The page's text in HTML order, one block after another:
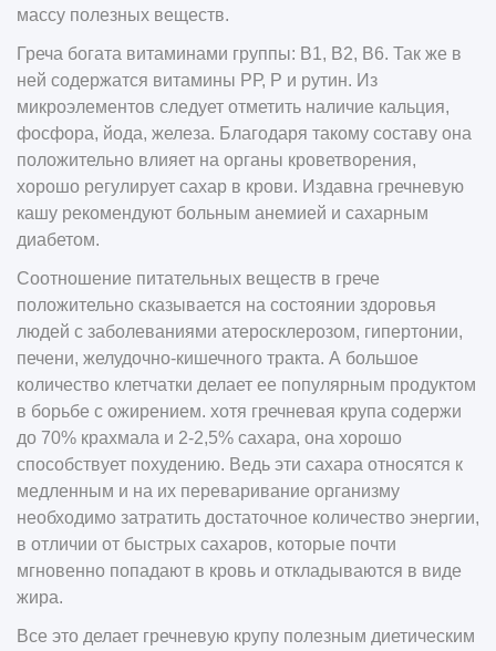
массу полезных веществ.
Греча богата витаминами группы: В1, В2, В6. Так же в
ней содержатся витамины РР, Р и рутин. Из
микроэлементов следует отметить наличие кальция,
фосфора, йода, железа. Благодаря такому составу она
положительно влияет на органы кроветворения,
хорошо регулирует сахар в крови. Издавна гречневую
кашу рекомендуют больным анемией и сахарным
диабетом.
Соотношение питательных веществ в грече
положительно сказывается на состоянии здоровья
людей с заболеваниями атеросклерозом, гипертонии,
печени, желудочно-кишечного тракта. А большое
количество клетчатки делает ее популярным продуктом
в борьбе с ожирением. хотя гречневая крупа содержи
до 70% крахмала и 2-2,5% сахара, она хорошо
способствует похудению. Ведь эти сахара относятся к
медленным и на их переваривание организму
необходимо затратить достаточное количество энергии,
в отличии от быстрых сахаров, которые почти
мгновенно попадают в кровь и откладываются в виде
жира.
Все это делает гречневую крупу полезным диетическим